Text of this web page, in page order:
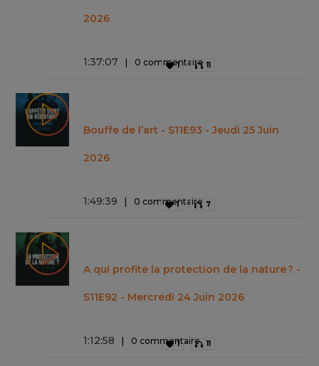
2026
1:37:07 0 commentaire
1 11
Bouffe de l’art - S11E93 - Jeudi 25 Juin
2026
1:49:39 0 commentaire
1 7
A qui profite la protection de la nature ? -
S11E92 - Mercredi 24 Juin 2026
1:12:58 0 commentaire
1 11